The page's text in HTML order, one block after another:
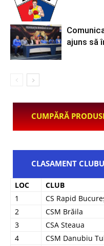
ajuns să
CUMPĂRĂ
CLASAMENT
LOC CLUB
1
CS Rapid
2
CSM Brăila
3
CSA Steaua
4
CSM Danubiu